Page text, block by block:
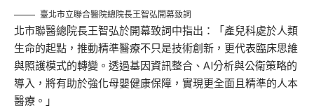
臺北市立聯合醫院總院長王智弘開幕致詞
北市聯醫總院長王智弘於開幕致詞中指出：「產兒科處於人類
生命的起點，推動精準醫療不只是技術創新，更代表臨床思維
與照護模式的轉變。透過基因資訊整合、AI分析與公衛策略的
導入，將有助於強化母嬰健康保障，實現更全面且精準的人本
醫療。」